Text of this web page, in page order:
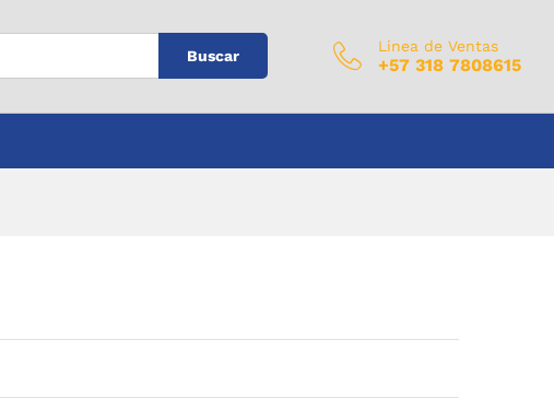
Buscar
Linea de Ventas
+57 318 7808615